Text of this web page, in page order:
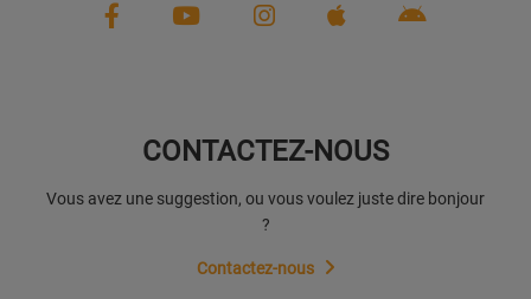
CONTACTEZ-NOUS
Vous avez une suggestion, ou vous voulez juste dire bonjour
?
Contactez-nous